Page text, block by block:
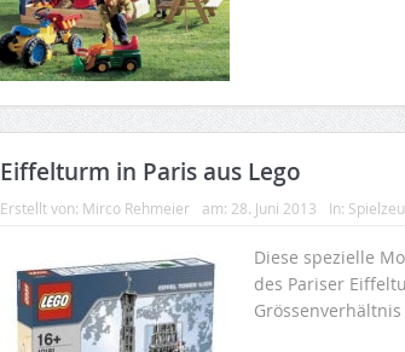
Eiffelturm in Paris aus Lego
Erstellt von: Mirco Rehmeier am: 28. Juni 2013 In:
Diese spezielle
des Pariser